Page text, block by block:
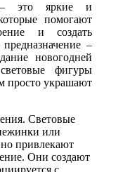
– это яркие и
помогают
и создать
–
новогодней
фигуры
просто украшают
Световые
или
привлекают
Они создают